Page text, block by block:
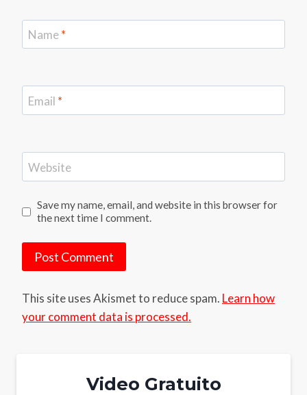
Name*
Email *
Website
Save my name, email, and website in this browser for
the next time I comment.
This site uses Akismet to reduce spam. Learn how
your comment data is processed.
Video Gratuito